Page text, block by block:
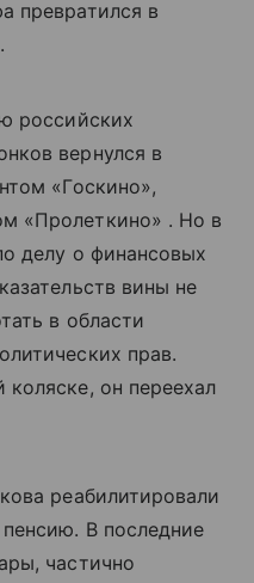
превратился в
российских
вернулся в
«Госкино»,
«Пролеткино» . Но в
делу о финансовых
вины не
в области
прав.
он переехал
реабилитировали
В последние
частично